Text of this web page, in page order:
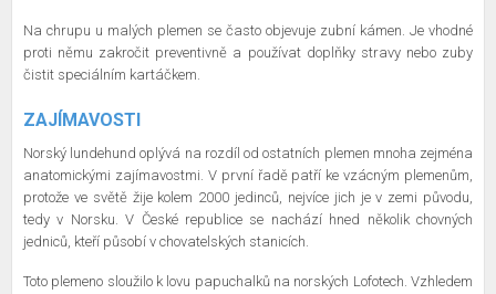
Na chrupu u malých plemen se často objevuje zubní kámen. Je vhodné
proti němu zakročit preventivně a používat doplňky stravy nebo zuby
čistit speciálním kartáčkem.
ZAJÍMAVOSTI
Norský lundehund oplývá na rozdíl od ostatních plemen mnoha zejména
anatomickými zajímavostmi. V první řadě patří ke vzácným plemenům,
protože ve světě žije kolem 2000 jedinců, nejvíce jich je v zemi původu,
tedy v Norsku. V České republice se nachází hned několik chovných
jedniců, kteří působí v chovatelských stanicích.
Toto plemeno sloužilo k lovu papuchalků na norských Lofotech. Vzhledem